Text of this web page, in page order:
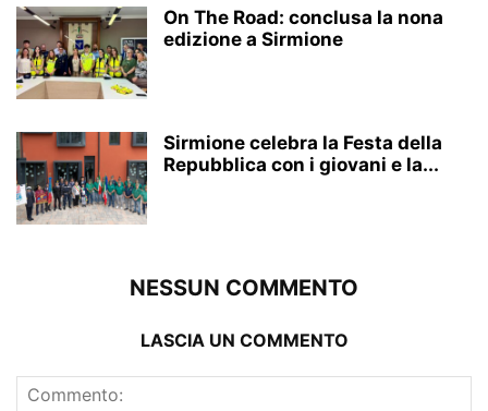
On The Road: conclusa la nona
edizione a Sirmione
Sirmione celebra la Festa della
Repubblica con i giovani e la...
NESSUN COMMENTO
LASCIA UN COMMENTO